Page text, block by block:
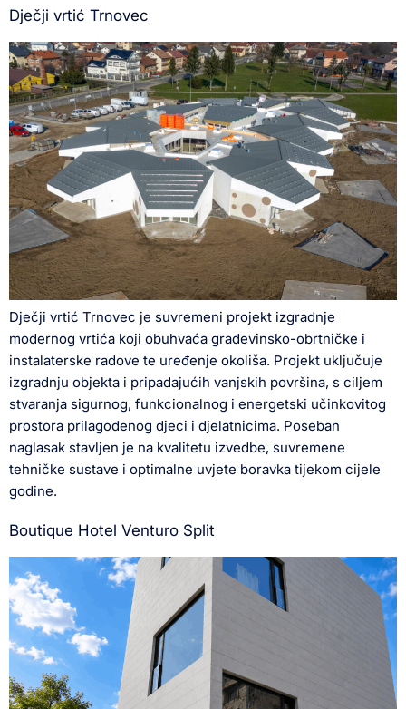
Dječji vrtić Trnovec
Dječji vrtić Trnovec je suvremeni projekt izgradnje
modernog vrtića koji obuhvaća građevinsko-obrtničke i
instalaterske radove te uređenje okoliša. Projekt uključuje
izgradnju objekta i pripadajućih vanjskih površina, s ciljem
stvaranja sigurnog, funkcionalnog i energetski učinkovitog
prostora prilagođenog djeci i djelatnicima. Poseban
naglasak stavljen je na kvalitetu izvedbe, suvremene
tehničke sustave i optimalne uvjete boravka tijekom cijele
godine.
Boutique Hotel Venturo Split